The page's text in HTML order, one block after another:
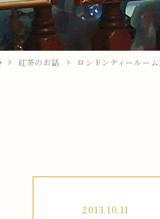
紅茶のお話 ロンドンティールー
2013.10.11